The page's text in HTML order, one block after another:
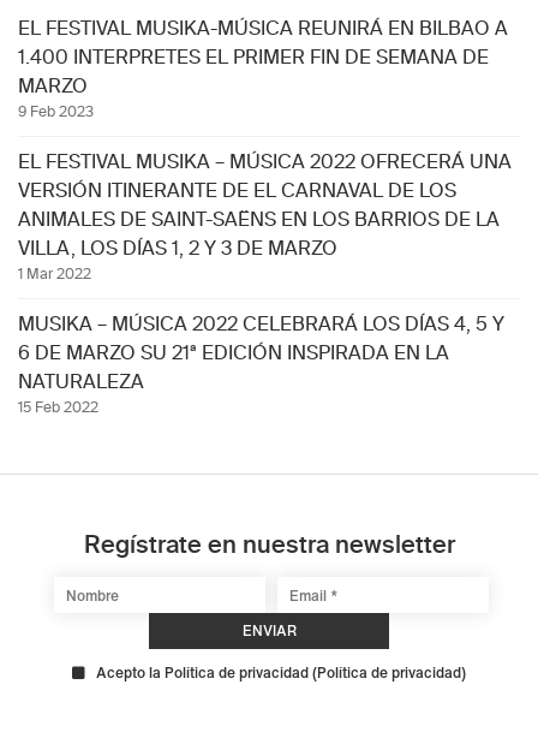
EL FESTIVAL MUSIKA-MÚSICA REUNIRÁ EN BILBAO A
1.400 INTERPRETES EL PRIMER FIN DE SEMANA DE
MARZO
9 Feb 2023
EL FESTIVAL MUSIKA – MÚSICA 2022 OFRECERÁ UNA
VERSIÓN ITINERANTE DE EL CARNAVAL DE LOS
ANIMALES DE SAINT-SAËNS EN LOS BARRIOS DE LA
VILLA, LOS DÍAS 1, 2 Y 3 DE MARZO
1 Mar 2022
MUSIKA – MÚSICA 2022 CELEBRARÁ LOS DÍAS 4, 5 Y
6 DE MARZO SU 21ª EDICIÓN INSPIRADA EN LA
NATURALEZA
15 Feb 2022
Regístrate en nuestra newsletter
Acepto la Política de privacidad(Política de privacidad)